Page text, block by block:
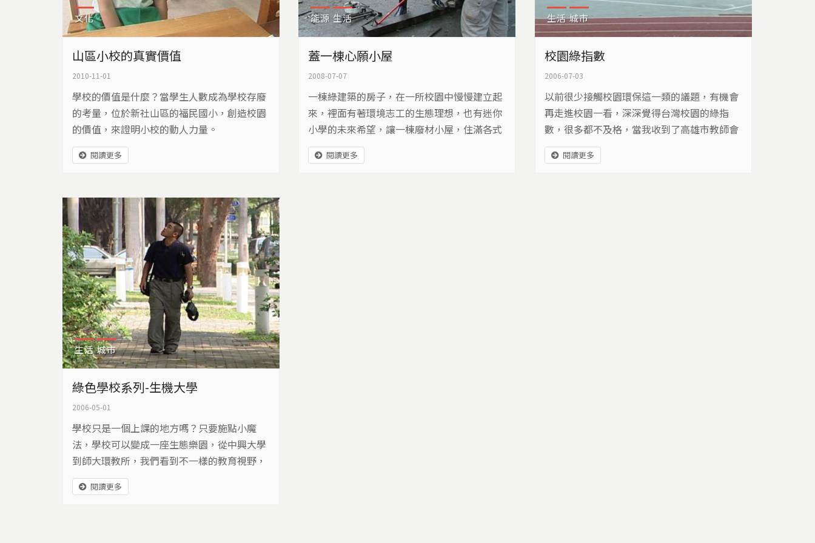
文化
山區小校的真實價值
2010-11-01
學校的價值是什麼？當學生人數成為學校存廢
的考量，位於新社山區的福民國小，創造校園
的價值，來證明小校的動人力量。
閱讀更多
能源 生活
蓋一棟心願小屋
2008-07-07
一棟綠建築的房子，在一所校園中慢慢建立起
來，裡面有著環境志工的生態理想，也有迷你
小學的未來希望，讓一棟廢材小屋，住滿各式
各樣的願望，等待實現。
閱讀更多
生活 城市
校園綠指數
2006-07-03
以前很少接觸校園環保這一類的議題，有機會
再走進校園一看，深深覺得台灣校園的綠指
數，很多都不及格，當我收到了高雄市教師會
的環境調查報告時，更驚訝的發現，原來在學
校裡，每個小朋友所能活動的綠地面積，竟然
閱讀更多
生活 城市
綠色學校系列-生機大學
2006-05-01
學校只是一個上課的地方嗎？只要施點小魔
法，學校可以變成一座生態樂園，從中興大學
到師大環教所，我們看到不一樣的教育視野，
校園可以是一座都市農園，校園可以是一座生
態樂園，校園也可以是綠色生活的實踐基地。
閱讀更多